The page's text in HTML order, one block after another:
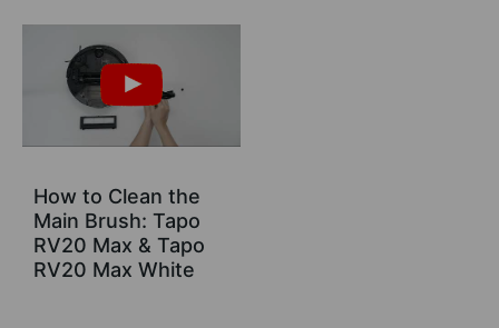
How to Clean the
Main Brush: Tapo
RV20 Max & Tapo
RV20 Max White